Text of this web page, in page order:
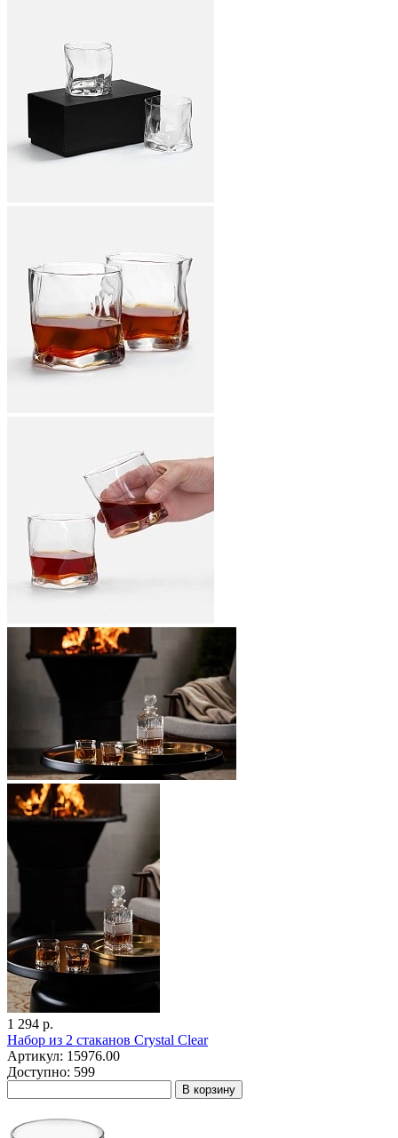
1 294 р.
Набор из 2 стаканов Crystal Clear
Артикул: 15976.00
Доступно: 599
В корзину